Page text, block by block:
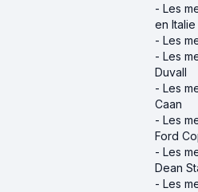
- Les
en Italie
- Les
- Les
Duvall
- Les
Caan
- Les
Ford
- Les
Dean
- Les